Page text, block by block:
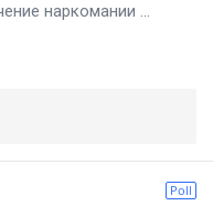
наркомании ...
Poll